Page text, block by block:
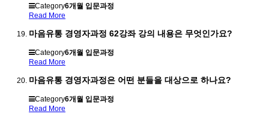
Category6개월 입문과정
Read More
마음유통 경영자과정 62강좌 강의 내용은 무엇인가요?
Category6개월 입문과정
Read More
마음유통 경영자과정은 어떤 분들을 대상으로 하나요?
Category6개월 입문과정
Read More